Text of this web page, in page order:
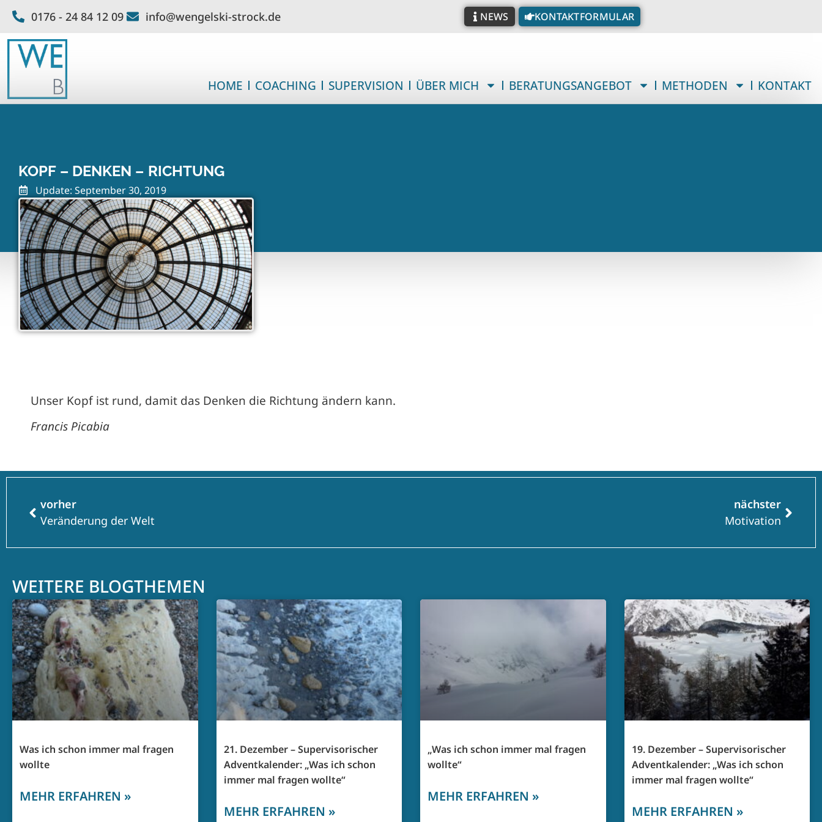
0176 - 24 84 12 09 info@wengelski-strock.de NEWS KONTAKTFORMULAR
HOME COACHING SUPERVISION ÜBER MICH BERATUNGSANGEBOT METHODEN KONTAKT
KOPF – DENKEN – RICHTUNG
Update: September 30, 2019
Unser Kopf ist rund, damit das Denken die Richtung ändern kann.
Francis Picabia
vorher
Veränderung der Welt
nächster
Motivation
WEITERE BLOGTHEMEN
Was ich schon immer mal fragen
wollte
MEHR ERFAHREN »
21. Dezember – Supervisorischer
Adventkalender: „Was ich schon
immer mal fragen wollte“
MEHR ERFAHREN »
„Was ich schon immer mal fragen
wollte“
MEHR ERFAHREN »
19. Dezember – Supervisorischer
Adventkalender: „Was ich schon
immer mal fragen wollte“
MEHR ERFAHREN »